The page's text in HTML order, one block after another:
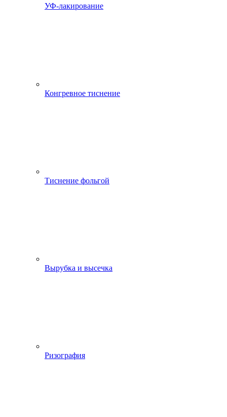
УФ-лакирование
Конгревное тиснение
Тиснение фольгой
Вырубка и высечка
Ризография